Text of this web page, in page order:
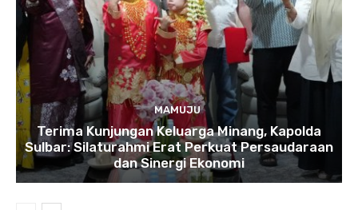
MAMUJU
Terima Kunjungan Keluarga Minang, Kapolda
Sulbar: Silaturahmi Erat Perkuat Persaudaraan
dan Sinergi Ekonomi